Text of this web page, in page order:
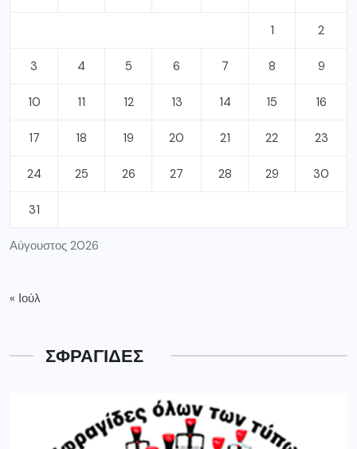
Αύγουστος 2026
1 2
3 4 5 6 7 8 9
10 11 12 13 14 15 16
17 18 19 20 21 22 23
24 25 26 27 28 29 30
31
« Ιούλ
ΣΦΡΑΓΙΔΕΣ